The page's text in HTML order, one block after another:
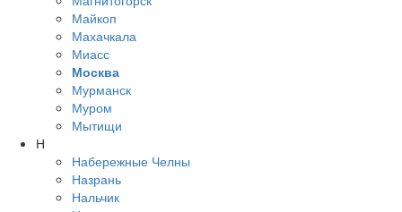
Майкоп
Махачкала
Миасс
Москва
Мурманск
Муром
Мытищи
Н
Набережные Челны
Назрань
Нальчик